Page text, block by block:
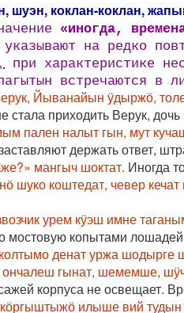
шуэн, коклан-коклан,
«иногда,
на редко
при характеристике
встречаются в
Йыванайын ӱдыржӧ,
приходить Верук,
пален налыт гын, мут
держать ответ,
мангыч шоктат. Иногда
шуко коштедат, чевер
урем кӱэш имне
мостовую копытами
денат уржа шодырге
ончалеш гынат, шемемше,
корпуса не освещает.
илыше вий